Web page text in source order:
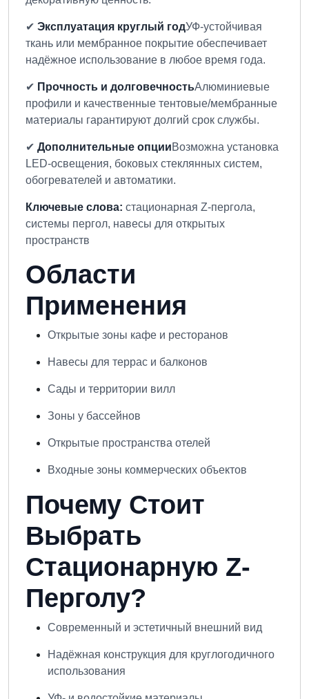
✔ Эксплуатация круглый годУФ-устойчивая
ткань или мембранное покрытие обеспечивает
надёжное использование в любое время года.
✔ Прочность и долговечностьАлюминиевые
профили и качественные тентовые/мембранные
материалы гарантируют долгий срок службы.
✔ Дополнительные опцииВозможна установка
LED-освещения, боковых стеклянных систем,
обогревателей и автоматики.
Ключевые слова: стационарная Z-пергола,
системы пергол, навесы для открытых
пространств
Области
Применения
Открытые зоны кафе и ресторанов
Навесы для террас и балконов
Сады и территории вилл
Зоны у бассейнов
Открытые пространства отелей
Входные зоны коммерческих объектов
Почему Стоит
Выбрать
Стационарную Z-
Перголу?
Современный и эстетичный внешний вид
Надёжная конструкция для круглогодичного
использования